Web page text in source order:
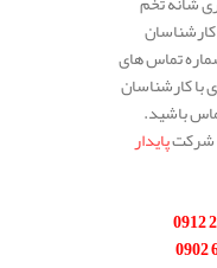
کارشناسان
تماس های
با کارشناسان
باشید.
شرکتپایدار